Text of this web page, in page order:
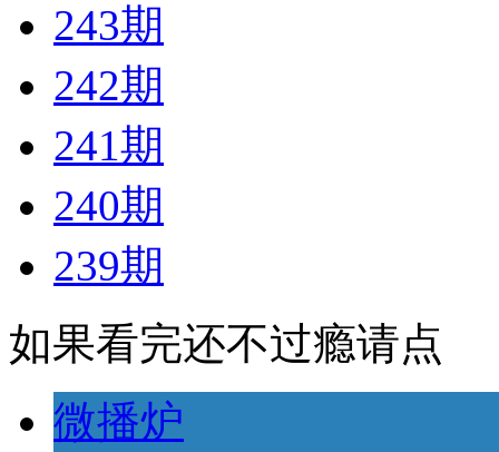
243期
242期
241期
240期
239期
如果看完还不过瘾请点
微播炉